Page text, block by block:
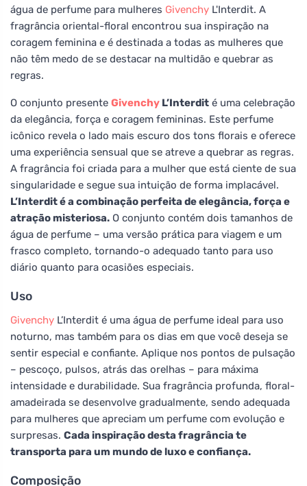
água de perfume para mulheres Givenchy L'Interdit. A
fragrância oriental-floral encontrou sua inspiração na
coragem feminina e é destinada a todas as mulheres que
não têm medo de se destacar na multidão e quebrar as
regras.
O conjunto presente Givenchy L’Interdit é uma celebração
da elegância, força e coragem femininas. Este perfume
icônico revela o lado mais escuro dos tons florais e oferece
uma experiência sensual que se atreve a quebrar as regras.
A fragrância foi criada para a mulher que está ciente de sua
singularidade e segue sua intuição de forma implacável.
L’Interdit é a combinação perfeita de elegância, força e
atração misteriosa. O conjunto contém dois tamanhos de
água de perfume – uma versão prática para viagem e um
frasco completo, tornando-o adequado tanto para uso
diário quanto para ocasiões especiais.
Uso
Givenchy L’Interdit é uma água de perfume ideal para uso
noturno, mas também para os dias em que você deseja se
sentir especial e confiante. Aplique nos pontos de pulsação
– pescoço, pulsos, atrás das orelhas – para máxima
intensidade e durabilidade. Sua fragrância profunda, floral-
amadeirada se desenvolve gradualmente, sendo adequada
para mulheres que apreciam um perfume com evolução e
surpresas. Cada inspiração desta fragrância te
transporta para um mundo de luxo e confiança.
Composição